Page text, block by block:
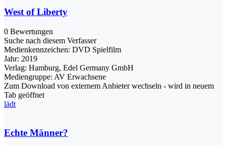
West of Liberty
0 Bewertungen
Suche nach diesem Verfasser
Medienkennzeichen: DVD Spielfilm
Jahr: 2019
Verlag: Hamburg, Edel Germany GmbH
Mediengruppe: AV Erwachsene
Zum Download von externem Anbieter wechseln - wird in neuem
Tab geöffnet
lädt
Echte Männer?